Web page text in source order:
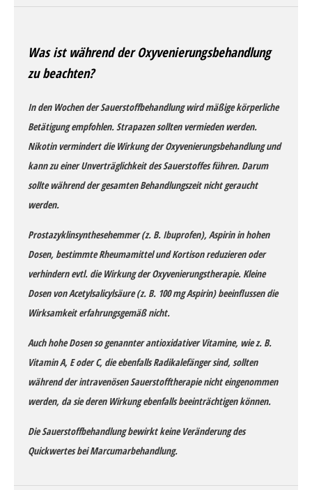
Was ist während der Oxyvenierungsbehandlung
zu beachten?
In den Wochen der Sauerstoffbehandlung wird mäßige körperliche
Betätigung empfohlen. Strapazen sollten vermieden werden.
Nikotin vermindert die Wirkung der Oxyvenierungsbehandlung und
kann zu einer Unverträglichkeit des Sauerstoffes führen. Darum
sollte während der gesamten Behandlungszeit nicht geraucht
werden.
Prostazyklinsynthesehemmer (z. B. Ibuprofen), Aspirin in hohen
Dosen, bestimmte Rheumamittel und Kortison reduzieren oder
verhindern evtl. die Wirkung der Oxyvenierungstherapie. Kleine
Dosen von Acetylsalicylsäure (z. B. 100 mg Aspirin) beeinflussen die
Wirksamkeit erfahrungsgemäß nicht.
Auch hohe Dosen so genannter antioxidativer Vitamine, wie z. B.
Vitamin A, E oder C, die ebenfalls Radikalefänger sind, sollten
während der intravenösen Sauerstofftherapie nicht eingenommen
werden, da sie deren Wirkung ebenfalls beeinträchtigen können.
Die Sauerstoffbehandlung bewirkt keine Veränderung des
Quickwertes bei Marcumarbehandlung.